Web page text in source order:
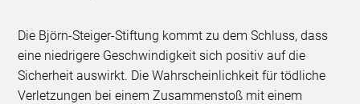
Die Björn-Steiger-Stiftung kommt zu dem Schluss, dass
eine niedrigere Geschwindigkeit sich positiv auf die
Sicherheit auswirkt. Die Wahrscheinlichkeit für tödliche
Verletzungen bei einem Zusammenstoß mit einem